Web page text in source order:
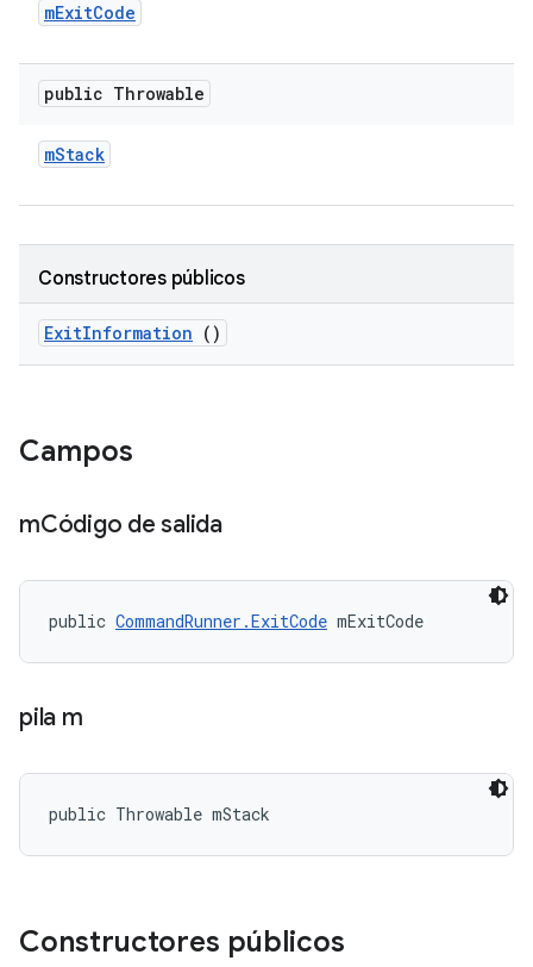
mExitCode
public Throwable
mStack
Constructores públicos
ExitInformation ()
Campos
mCódigo de salida
public CommandRunner.ExitCode mExitCode
pila m
public Throwable mStack
Constructores públicos